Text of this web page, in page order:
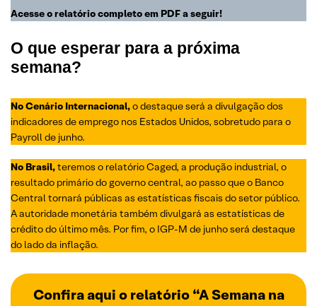
Acesse o relatório completo em PDF a seguir!
O que esperar para a próxima
semana?
No Cenário Internacional,o destaque será a divulgação dos
indicadores de emprego nos Estados Unidos, sobretudo para o
Payroll de junho.
No Brasil,teremos o relatório Caged, a produção industrial, o
resultado primário do governo central, ao passo que o Banco
Central tornará públicas as estatísticas fiscais do setor público.
A autoridade monetária também divulgará as estatísticas de
crédito do último mês. Por fim, o IGP-M de junho será destaque
do lado da inflação.
Confira aqui o relatório “A Semana na